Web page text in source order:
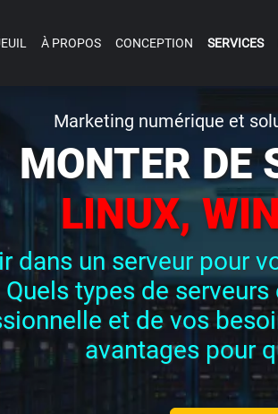
À PROPOS CONCEPTION SERVICES
Marketing numérique et
MONTER DE
LINUX,
dans un serveur pour
types de
et de vos
avantages pour